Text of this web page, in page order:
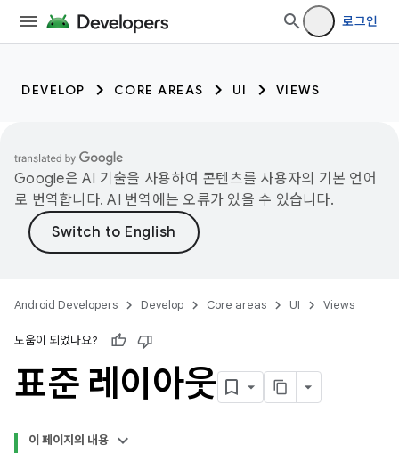
로그인
DEVELOP CORE AREAS UI VIEWS
Google은 AI 기술을 사용하여 콘텐츠를 사용자의 기본 언어
로 번역합니다. AI 번역에는 오류가 있을 수 있습니다.
Android Developers Develop Core areas UI Views
도움이 되었나요?
표준 레이아웃
이 페이지의 내용